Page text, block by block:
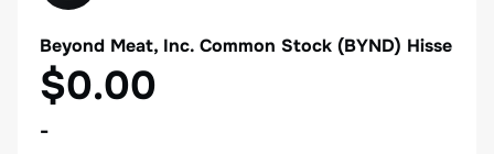
Beyond Meat, Inc. Common Stock (BYND) Hisse
$0.00
-